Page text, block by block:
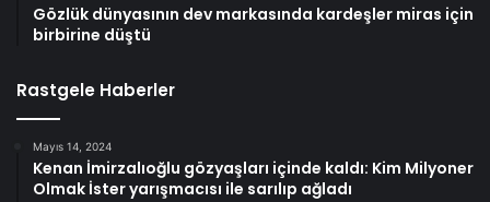
Gözlük dünyasının dev markasında kardeşler miras için
birbirine düştü
Rastgele Haberler
Mayıs 14, 2024
Kenan İmirzalıoğlu gözyaşları içinde kaldı: Kim Milyoner
Olmak İster yarışmacısı ile sarılıp ağladı